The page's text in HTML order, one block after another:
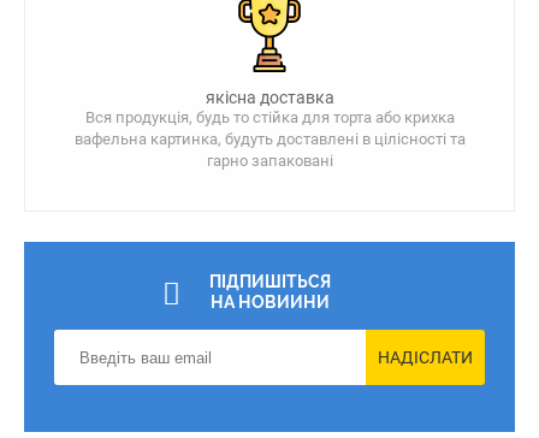
якісна доставка
Вся продукція, будь то стійка для торта або крихка
вафельна картинка, будуть доставлені в цілісності та
гарно запаковані
ПІДПИШІТЬСЯ
НА НОВИИНИ
НАДІСЛАТИ